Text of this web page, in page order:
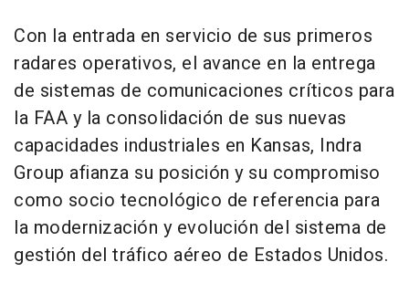
Con la entrada en servicio de sus primeros
radares operativos, el avance en la entrega
de sistemas de comunicaciones críticos para
la FAA y la consolidación de sus nuevas
capacidades industriales en Kansas, Indra
Group afianza su posición y su compromiso
como socio tecnológico de referencia para
la modernización y evolución del sistema de
gestión del tráfico aéreo de Estados Unidos.